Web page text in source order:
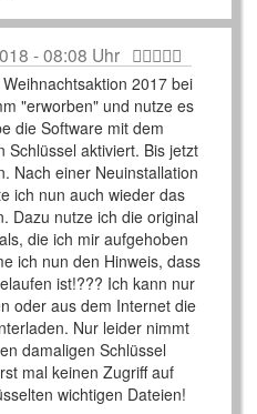
- 08:08 Uhr
2017 bei
"erworben" und nutze es
die Software mit dem
Schlüssel aktiviert. Bis jetzt
Nach einer Neuinstallation
ich nun auch wieder das
Dazu nutze ich die original
die ich mir aufgehoben
ich nun den Hinweis, dass
ist!??? Ich kann nur
oder aus dem Internet die
Nur leider nimmt
damaligen Schlüssel
mal keinen Zugriff auf
wichtigen Dateien!